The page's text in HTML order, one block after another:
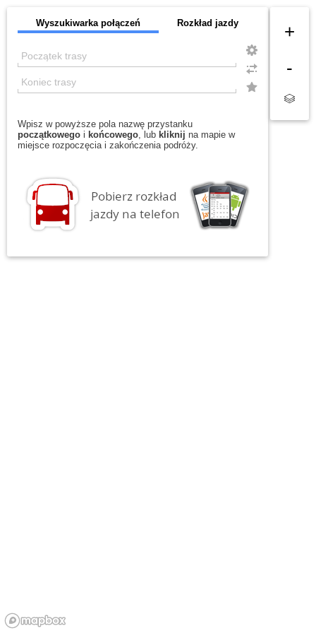
Wyszukiwarka połączeń Rozkład jazdy
Wpisz w powyższe pola nazwę przystanku
początkowego i końcowego, lub kliknij na mapie w
miejsce rozpoczęcia i zakończenia podróży.
+
-